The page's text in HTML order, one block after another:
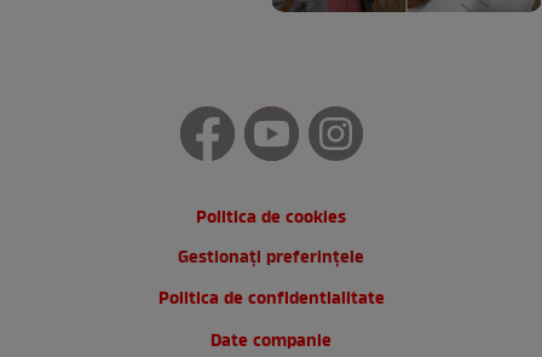
Politica de cookies
Gestionați preferințele
Politica de confidentialitate
Date companie